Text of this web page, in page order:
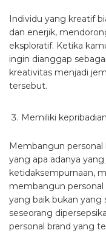
Individu yang kreatif
dan enerjik,
eksploratif. Ketika
ingin dianggap
kreativitas menjadi
tersebut.
Memiliki
Membangun
yang apa adanya
ketidaksempurnaan,
membangun
yang baik bukan yang
seseorang
personal brand yang